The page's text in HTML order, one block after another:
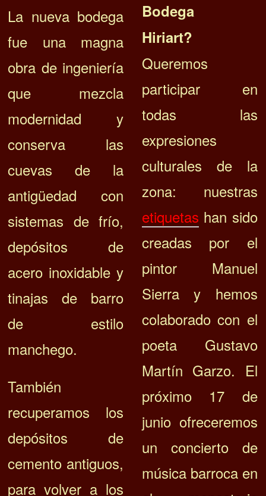
La nueva bodega
fue una magna
obra de ingeniería
que mezcla
modernidad y
conserva las
cuevas de la
antigüedad con
sistemas de frío,
depósitos de
acero inoxidable y
tinajas de barro
de estilo
manchego.
También
recuperamos los
depósitos de
cemento antiguos,
para volver a los
Bodega
Hiriart?
Queremos
participar en
todas las
expresiones
culturales de la
zona: nuestras
etiquetas han sido
creadas por el
pintor Manuel
Sierra y hemos
colaborado con el
poeta Gustavo
Martín Garzo. El
próximo 17 de
junio ofreceremos
un concierto de
música barroca en